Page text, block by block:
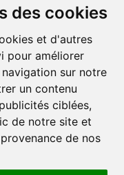
des cookies
et d'autres
pour améliorer
sur notre
un contenu
ciblées,
de notre site et
de nos
sont réservés.